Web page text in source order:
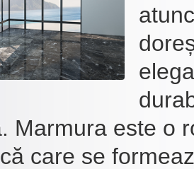
Marmura este o
care se